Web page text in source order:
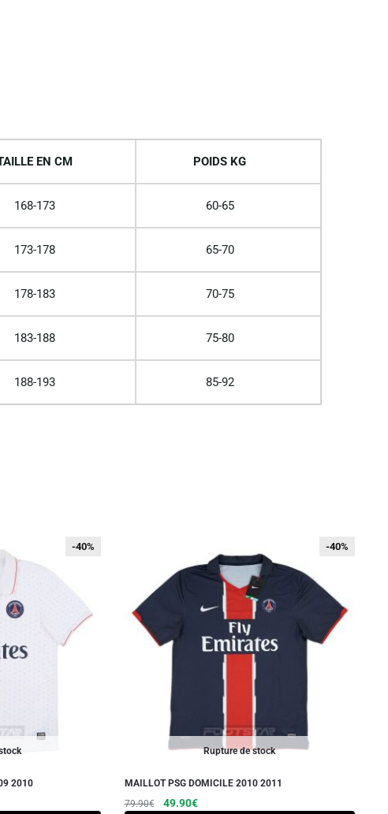
EN CM POIDS KG
168-173 60-65
173-178 65-70
178-183 70-75
183-188 75-80
188-193 85-92
-40%
-40%
2010
Rupture de stock
-40%
-40%
MAILLOT PSG DOMICILE 2010 2011
79.90€
Le
49.90€Le
Ce